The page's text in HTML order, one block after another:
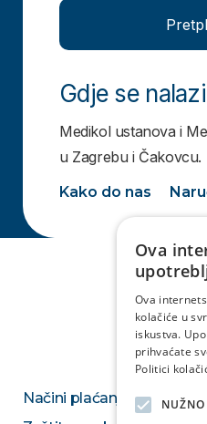
Gdje se
Medikol ustanova i
u Zagrebu i Čakovcu.
Kako do nas
Načini plaćanja
Ova
Ova
kolačiće u
iskustva.
prihvaćate
Politici